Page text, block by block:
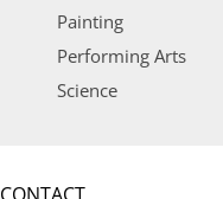
Painting
Performing Arts
Science